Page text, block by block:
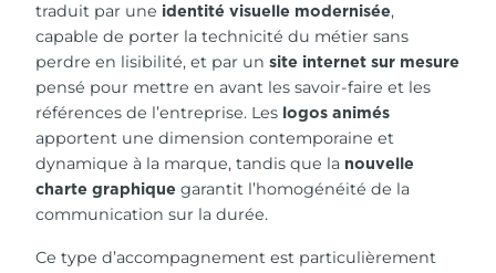
traduit par une identité visuelle modernisée,
capable de porter la technicité du métier sans
perdre en lisibilité, et par un site internet sur mesure
pensé pour mettre en avant les savoir-faire et les
références de l’entreprise. Les logos animés
apportent une dimension contemporaine et
dynamique à la marque, tandis que la nouvelle
charte graphique garantit l’homogénéité de la
communication sur la durée.
Ce type d’accompagnement est particulièrement